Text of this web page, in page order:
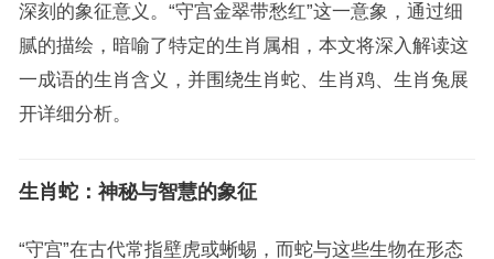
深刻的象征意义。“守宫金翠带愁红”这一意象，通过细
腻的描绘，暗喻了特定的生肖属相，本文将深入解读这
一成语的生肖含义，并围绕生肖蛇、生肖鸡、生肖兔展
开详细分析。
生肖蛇：神秘与智慧的象征
“守宫”在古代常指壁虎或蜥蜴，而蛇与这些生物在形态